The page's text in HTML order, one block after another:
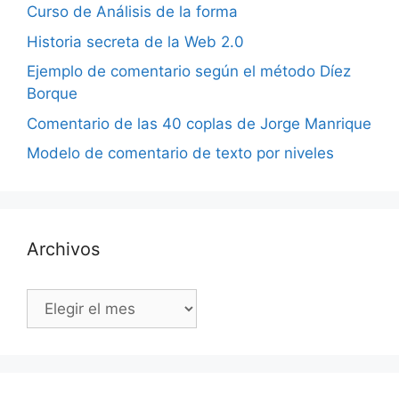
Curso de Análisis de la forma
Historia secreta de la Web 2.0
Ejemplo de comentario según el método Díez
Borque
Comentario de las 40 coplas de Jorge Manrique
Modelo de comentario de texto por niveles
Archivos
Archivos